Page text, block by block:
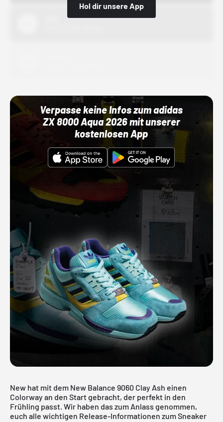
Hol dir unsere App
Verpasse keine Infos zum adidas
ZX 8000 Aqua 2026 mit unserer
kostenlosen App
New hat mit dem New Balance 9060 Clay Ash einen
Colorway an den Start gebracht, der perfekt in den
Frühling passt. Wir haben das zum Anlass genommen,
euch alle wichtigen Release-Informationen zum Sneaker